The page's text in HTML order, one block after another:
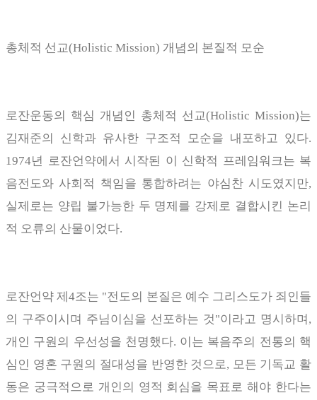
총체적 선교(Holistic Mission) 개념의 본질적 모순
로잔운동의 핵심 개념인 총체적 선교(Holistic Mission)는
김재준의 신학과 유사한 구조적 모순을 내포하고 있다.
1974년 로잔언약에서 시작된 이 신학적 프레임워크는 복
음전도와 사회적 책임을 통합하려는 야심찬 시도였지만,
실제로는 양립 불가능한 두 명제를 강제로 결합시킨 논리
적 오류의 산물이었다.
로잔언약 제4조는 "전도의 본질은 예수 그리스도가 죄인들
의 구주이시며 주님이심을 선포하는 것"이라고 명시하며 ,
개인 구원의 우선성을 천명했다. 이는 복음주의 전통의 핵
심인 영혼 구원의 절대성을 반영한 것으로, 모든 기독교 활
동은 궁극적으로 개인의 영적 회심을 목표로 해야 한다는